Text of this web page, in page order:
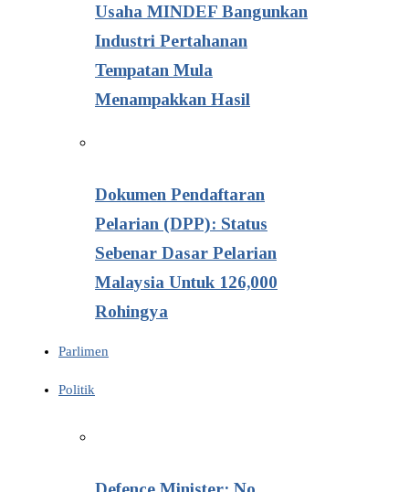
Usaha MINDEF Bangunkan
Industri Pertahanan
Tempatan Mula
Menampakkan Hasil
Dokumen Pendaftaran
Pelarian (DPP): Status
Sebenar Dasar Pelarian
Malaysia Untuk 126,000
Rohingya
Parlimen
Politik